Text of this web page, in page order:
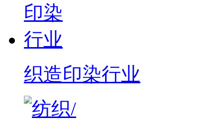
织造印染行业